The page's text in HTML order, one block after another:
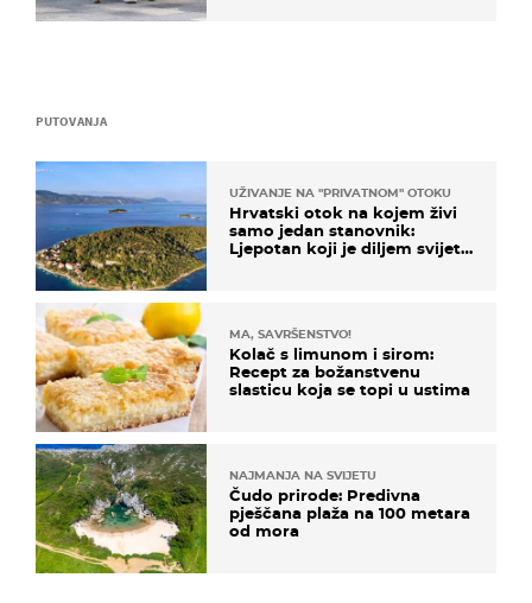
PUTOVANJA
UŽIVANJE NA "PRIVATNOM" OTOKU
Hrvatski otok na kojem živi
samo jedan stanovnik:
Ljepotan koji je diljem svijeta
MA, SAVRŠENSTVO!
Kolač s limunom i sirom:
Recept za božanstvenu
slasticu koja se topi u ustima
NAJMANJA NA SVIJETU
Čudo prirode: Predivna
pješčana plaža na 100 metara
od mora